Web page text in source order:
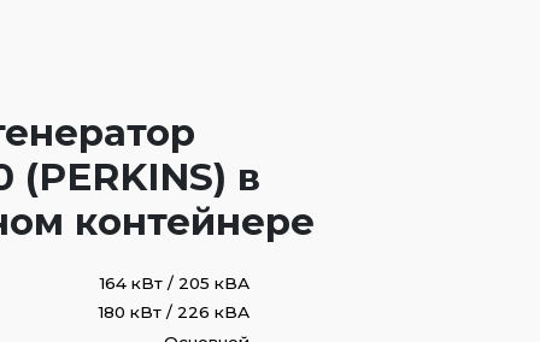
в
контейнере
164 кВт / 205 кВА
180 кВт / 226 кВА